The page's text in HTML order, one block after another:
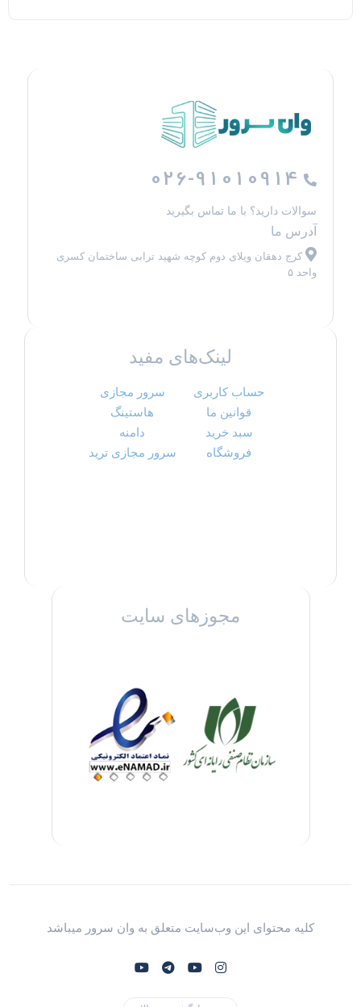
026-91010914
سوالات دارید؟ با ما تماس بگیرید
آدرس ما
کرج دهقان ویلای دوم کوچه شهید ترابی ساختمان کسری
واحد ۵
لینک‌های مفید
حساب کاربری
قوانین ما
سبد خرید
فروشگاه
سرور مجازی
هاستینگ
دامنه
سرور مجازی ترید
مجوزهای سایت
کلیه محتوای این وب‌سایت متعلق به وان سرور میباشد